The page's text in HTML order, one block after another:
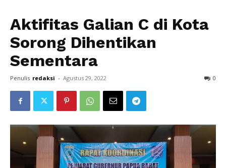
Aktifitas Galian C di Kota
Sorong Dihentikan
Sementara
Penulis redaksi - Agustus 29, 2022 0